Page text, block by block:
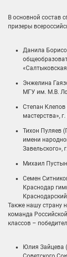
В основной состав
призеры
Данила
Энжелина
МГУ им. М.В.
Степан
мастерства»,
Тихон Пуляев
имени
Завельского»,
Михаил
Семен
Краснодар
Также нашу страну
команда
классов –
Юлия Зайцева